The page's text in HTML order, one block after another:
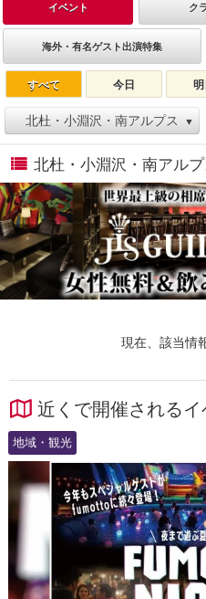
イベント ク
海外・有名ゲスト出演特集
すべて 今日 明
北杜・小淵沢・南アルプス ▼
北杜・小淵沢・南アル
現在、該当情
近くで開催されるイ
地域・観光